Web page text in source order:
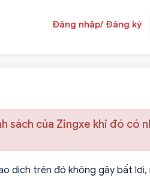
Đăng nhập/ Đăng ký
sách của Zingxe khi đó có
dịch trên đó không gây bất lợi,